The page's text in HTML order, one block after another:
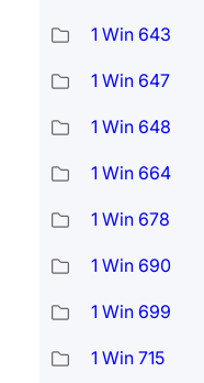
1 Win 643
1 Win 647
1 Win 648
1 Win 664
1 Win 678
1 Win 690
1 Win 699
1 Win 715